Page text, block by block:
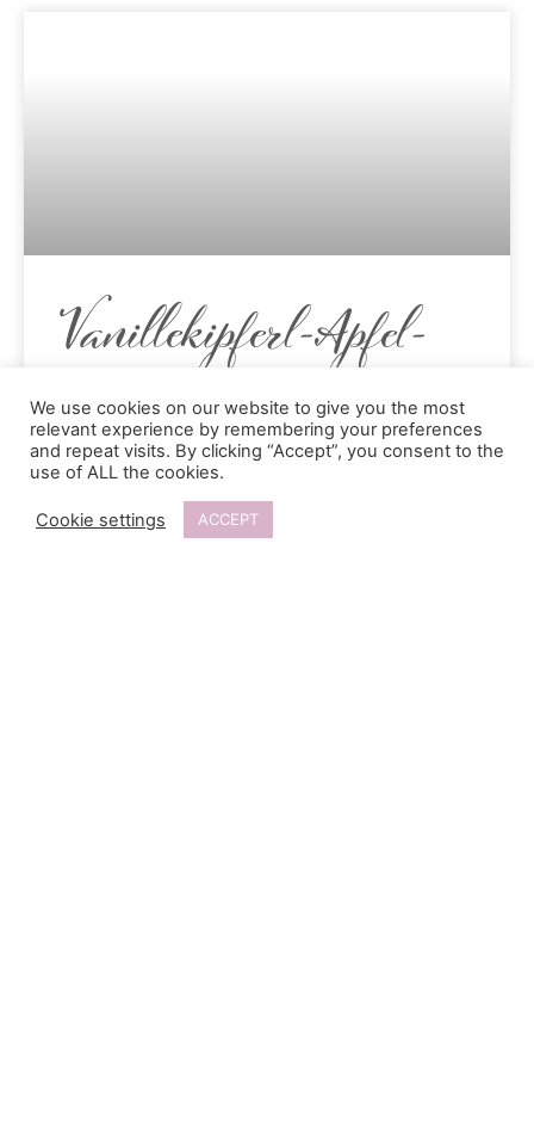
Vanillekipferl-Apfel-
Zimt Tiramisu
Vanillekipferl schmecken nach Weihnachten,
check. Gebackene oder eingekochte Äpfel
schmecken nach Weihachten, check.Zimt
We use cookies on our website to give you the most
relevant experience by remembering your preferences
and repeat visits. By clicking “Accept”, you consent to the
use of ALL the cookies.
Cookie settings ACCEPT